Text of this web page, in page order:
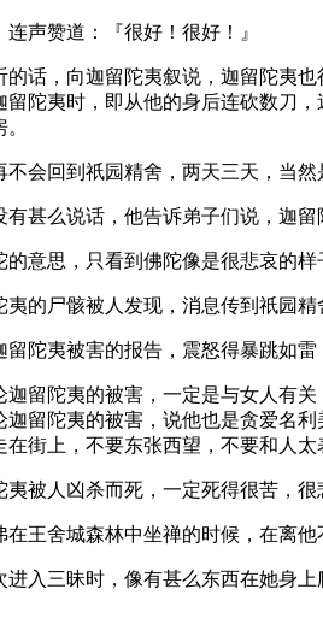
赞道：『很好！很好！』
，向迦留陀夷叙说，迦留陀夷也
留陀夷时，即从他的身后连砍数刀
回到祇园精舍，两天三天，当然
么说话，他告诉弟子们说，迦留
思，只看到佛陀像是很悲哀的样
尸骸被人发现，消息传到祇园精
夷被害的报告，震怒得暴跳如雷
陀夷的被害，一定是与女人有关
迦留陀夷的被害，说他也是贪爱名
街上，不要东张西望，不要和人太
人凶杀而死，一定死得很苦，很
舍城森林中坐禅的时候，在离他
三昧时，像有甚么东西在她身上